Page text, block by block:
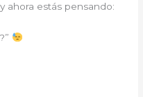
ahora estás pensando: